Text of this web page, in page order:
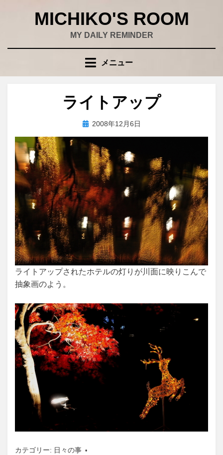
MICHIKO'S ROOM
MY DAILY REMINDER
メニュー
ライトアップ
投稿者wad
投
日:
2008年12月6日
ライトアップされたホテルの灯りが川面に映りこんで
抽象画のよう。
カテゴリー: 日々の事